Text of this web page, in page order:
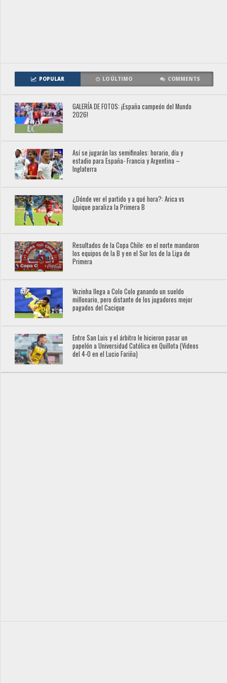
POPULAR LO ÚLTIMO COMMENTS
GALERÍA DE FOTOS: ¡España campeón del Mundo
2026!
Así se jugarán las semifinales: horario, día y
estadio para España- Francia y Argentina –
Inglaterra
¿Dónde ver el partido y a qué hora?: Arica vs
Iquique paraliza la Primera B
Resultados de la Copa Chile: en el norte mandaron
los equipos de la B y en el Sur los de la Liga de
Primera
Vozinha llega a Colo Colo ganando un sueldo
millonario, pero distante de los jugadores mejor
pagados del Cacique
Entre San Luis y el árbitro le hicieron pasar un
papelón a Universidad Católica en Quillota (Videos
del 4-0 en el Lucio Fariña)